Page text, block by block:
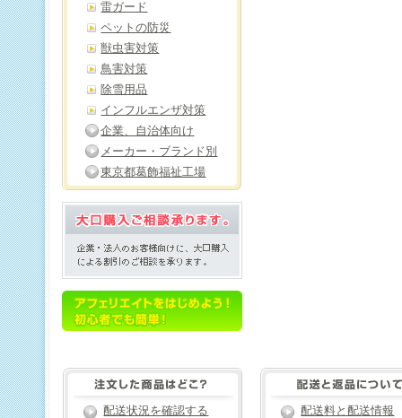
雷ガード
ペットの防災
獣虫害対策
鳥害対策
除雪用品
インフルエンザ対策
企業、自治体向け
メーカー・ブランド別
東京都葛飾福祉工場
配送状況を確認する
配送料と配送情報